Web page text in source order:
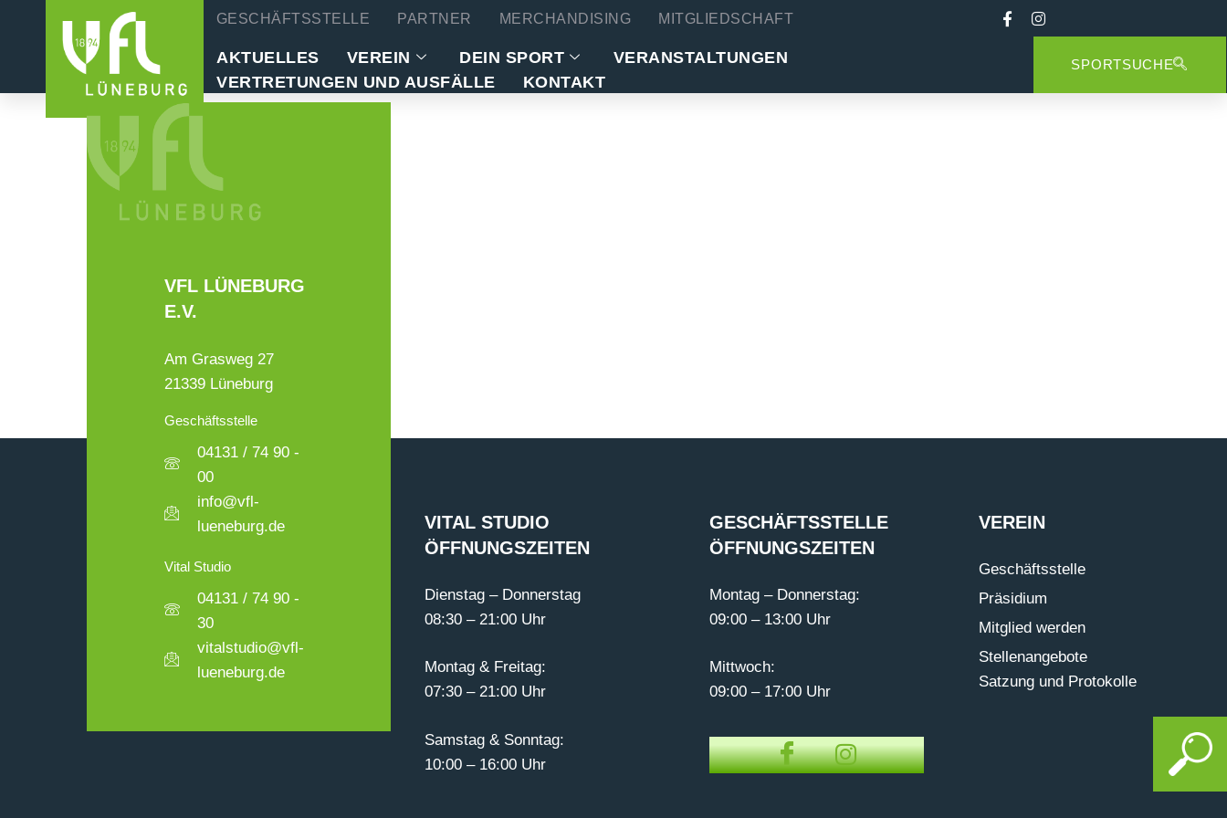
GESCHÄFTSSTELLE PARTNER MERCHANDISING MITGLIEDSCHAFT
AKTUELLES VEREIN DEIN SPORT
VERANSTALTUNGEN
VERTRETUNGEN UND AUSFÄLLE
KONTAKT
SPORTSUCHE
VFL LÜNEBURG
E.V.
Am Grasweg 27
21339 Lüneburg
Geschäftsstelle
04131 / 74 90 -
00
info@vfl-
lueneburg.de
Vital Studio
04131 / 74 90 -
30
vitalstudio@vfl-
lueneburg.de
VITAL STUDIO
ÖFFNUNGSZEITEN
Dienstag – Donnerstag
08:30 – 21:00 Uhr
Montag & Freitag:
07:30 – 21:00 Uhr
Samstag & Sonntag:
10:00 – 16:00 Uhr
GESCHÄFTSSTELLE
ÖFFNUNGSZEITEN
Montag – Donnerstag:
09:00 – 13:00 Uhr
Mittwoch:
09:00 – 17:00 Uhr
VEREIN
Geschäftsstelle
Präsidium
Mitglied werden
Stellenangebote
Satzung und Protokolle